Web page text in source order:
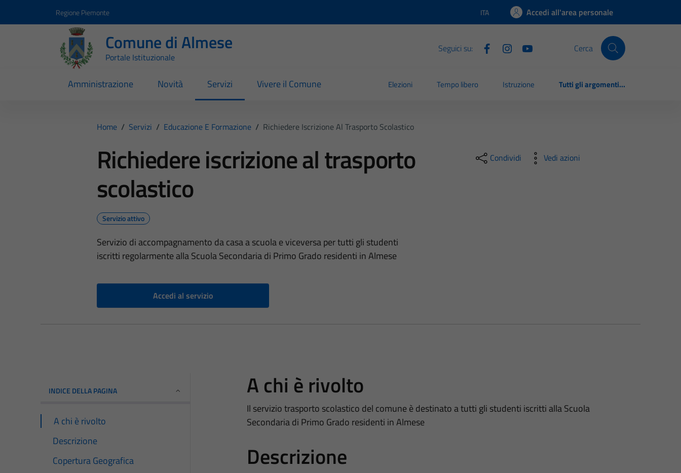
Regione Piemonte Lingua attiva:
ITA Accedi all'area personale
Comune di Almese
Portale Istituzionale
Seguici su: Cerca
Amministrazione Novità Servizi Vivere il Comune Elezioni Tempo libero Istruzione Tutti gli argomenti...
Home / Servizi / Educazione E Formazione / Richiedere Iscrizione Al Trasporto Scolastico
Richiedere iscrizione al trasporto
scolastico
Servizio attivo
Servizio di accompagnamento da casa a scuola e viceversa per tutti gli studenti
iscritti regolarmente alla Scuola Secondaria di Primo Grado residenti in Almese
Accedi al servizio
Condividi Vedi azioni
INDICE DELLA PAGINA
A chi è rivolto
Descrizione
Copertura Geografica
A chi è rivolto
Il servizio trasporto scolastico del comune è destinato a tutti gli studenti iscritti alla Scuola
Secondaria di Primo Grado residenti in Almese
Descrizione